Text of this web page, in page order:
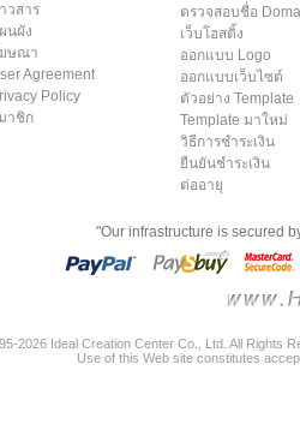
วสาร
นผัง
ษณา
Agreement
Policy
าชิก
ตรวจสอบชื่อ
เว็บโฮสติ้ง
ออกแบบ Logo
ออกแบบเว็บไซต์
ตัวอย่าง Template
Template มาใหม่
วิธีการชำระเงิน
ยืนยันชำระเงิน
ต่ออายุ
"Our infrastructure is secured
2026 Ideal Creation Center Co., Ltd. All Rights
Use of this Web site constitutes